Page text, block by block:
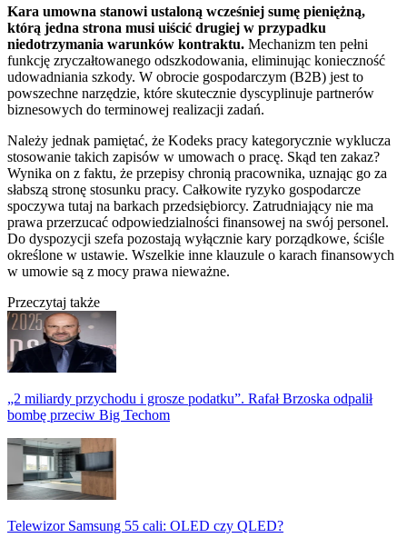
Kara umowna stanowi ustaloną wcześniej sumę pieniężną,
którą jedna strona musi uiścić drugiej w przypadku
niedotrzymania warunków kontraktu. Mechanizm ten pełni
funkcję zryczałtowanego odszkodowania, eliminując konieczność
udowadniania szkody. W obrocie gospodarczym (B2B) jest to
powszechne narzędzie, które skutecznie dyscyplinuje partnerów
biznesowych do terminowej realizacji zadań.
Należy jednak pamiętać, że Kodeks pracy kategorycznie wyklucza
stosowanie takich zapisów w umowach o pracę. Skąd ten zakaz?
Wynika on z faktu, że przepisy chronią pracownika, uznając go za
słabszą stronę stosunku pracy. Całkowite ryzyko gospodarcze
spoczywa tutaj na barkach przedsiębiorcy. Zatrudniający nie ma
prawa przerzucać odpowiedzialności finansowej na swój personel.
Do dyspozycji szefa pozostają wyłącznie kary porządkowe, ściśle
określone w ustawie. Wszelkie inne klauzule o karach finansowych
w umowie są z mocy prawa nieważne.
Przeczytaj także
„2 miliardy przychodu i grosze podatku”. Rafał Brzoska odpalił
bombę przeciw Big Techom
Telewizor Samsung 55 cali: OLED czy QLED?